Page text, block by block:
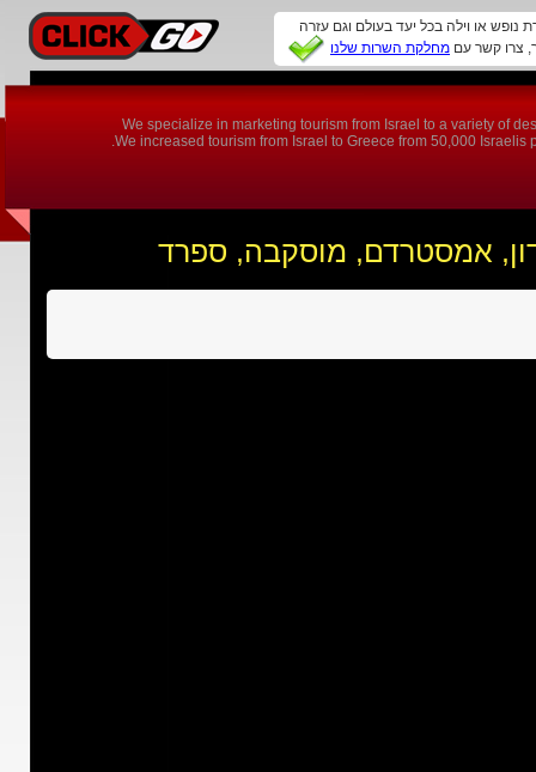
נופש או וילה בכל יעד בעולם וגם עזרה
מחלקת השרות שלנו
We specialize in marketing tourism from Israel to a variety of
We increased tourism from Israel to Greece from 50,000
אמסטרדם, מוסקבה, ספרד